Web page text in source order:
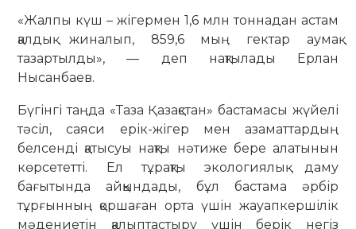
«Жалпы күш – жігермен 1,6 млн тоннадан астам
қалдық жиналып, 859,6 мың гектар аумақ
тазартылды», — деп нақтылады Ерлан
Нысанбаев.
Бүгінгі таңда «Таза Қазақстан» бастамасы жүйелі
тәсіл, саяси ерік-жігер мен азаматтардың
белсенді қатысуы нақты нәтиже бере алатынын
көрсететті. Ел тұрақты экологиялық даму
бағытында айқындады, бұл бастама әрбір
тұрғынның қоршаған орта үшін жауапкершілік
мәдениетін қалыптастыру үшін берік негіз